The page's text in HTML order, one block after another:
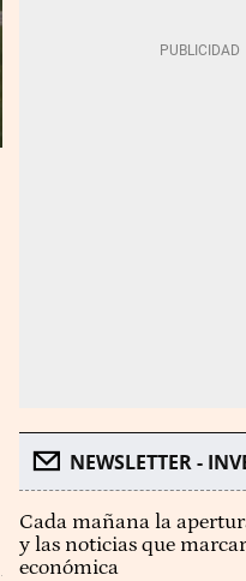
NEWSLETTER -
Cada mañana la
y las noticias que
económica